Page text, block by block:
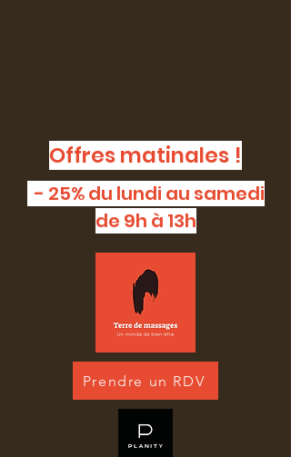
Offres matinales !
- 25% du lundi au samedi
de 9h à 13h
Prendre un RDV